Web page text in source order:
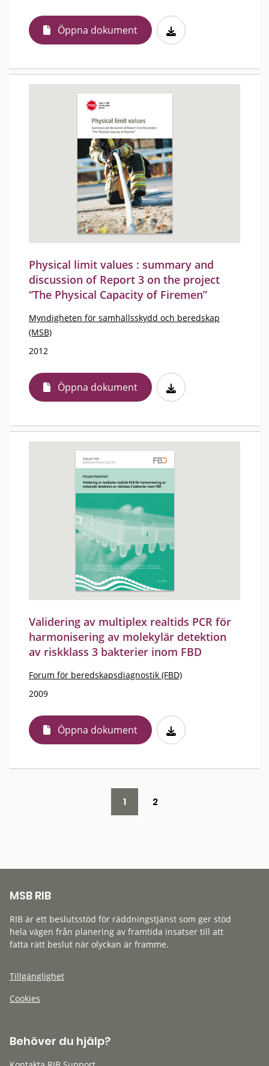
Öppna dokument
Physical limit values : summary and
discussion of Report 3 on the project
“The Physical Capacity of Firemen”
Myndigheten för samhällsskydd och beredskap
(MSB)
2012
Öppna dokument
Validering av multiplex realtids PCR för
harmonisering av molekylär detektion
av riskklass 3 bakterier inom FBD
Forum för beredskapsdiagnostik (FBD)
2009
Öppna dokument
1 2
MSB RIB
RIB är ett beslutsstöd för räddningstjänst som ger stöd
hela vägen från planering av framtida insatser till att
fatta rätt beslut när olyckan är framme.
Tillgänglighet
Cookies
Behöver du hjälp?